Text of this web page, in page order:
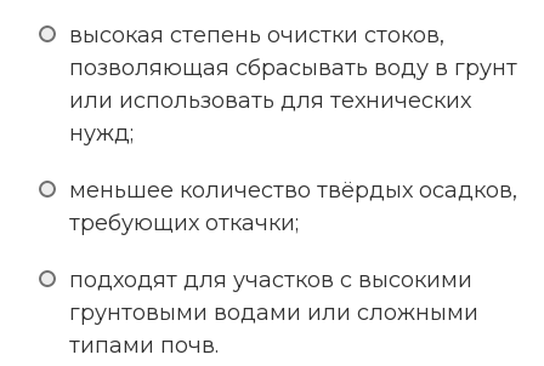
высокая степень очистки стоков,
позволяющая сбрасывать воду в грунт
или использовать для технических
нужд;
меньшее количество твёрдых осадков,
требующих откачки;
подходят для участков с высокими
грунтовыми водами или сложными
типами почв.